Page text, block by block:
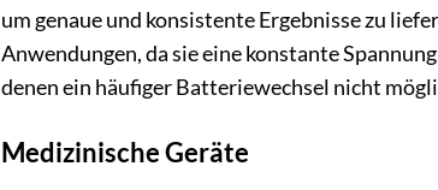
um genaue und konsistente Ergebnisse zu
Anwendungen, da sie eine konstante
denen ein häufiger Batteriewechsel nicht
Medizinische Geräte